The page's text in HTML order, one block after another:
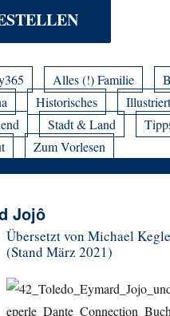
Alles (!) Familie
Historisches
Stadt & Land
Zum Vorlesen
Jojô
Übersetzt von Michael
(Stand März 2021)